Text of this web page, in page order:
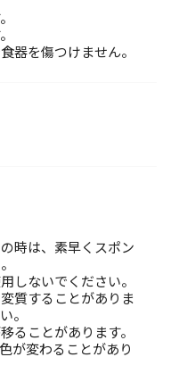
器を傷つけません。
時は、素早くスポン
しないでください。
質することがありま
。
ることがあります。
が変わることがあり